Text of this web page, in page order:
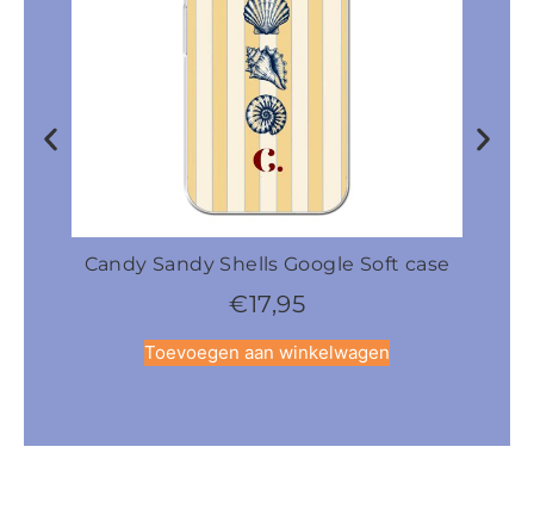
Candy Sandy Shells Google Soft case
€17,95
Toevoegen aan winkelwagen